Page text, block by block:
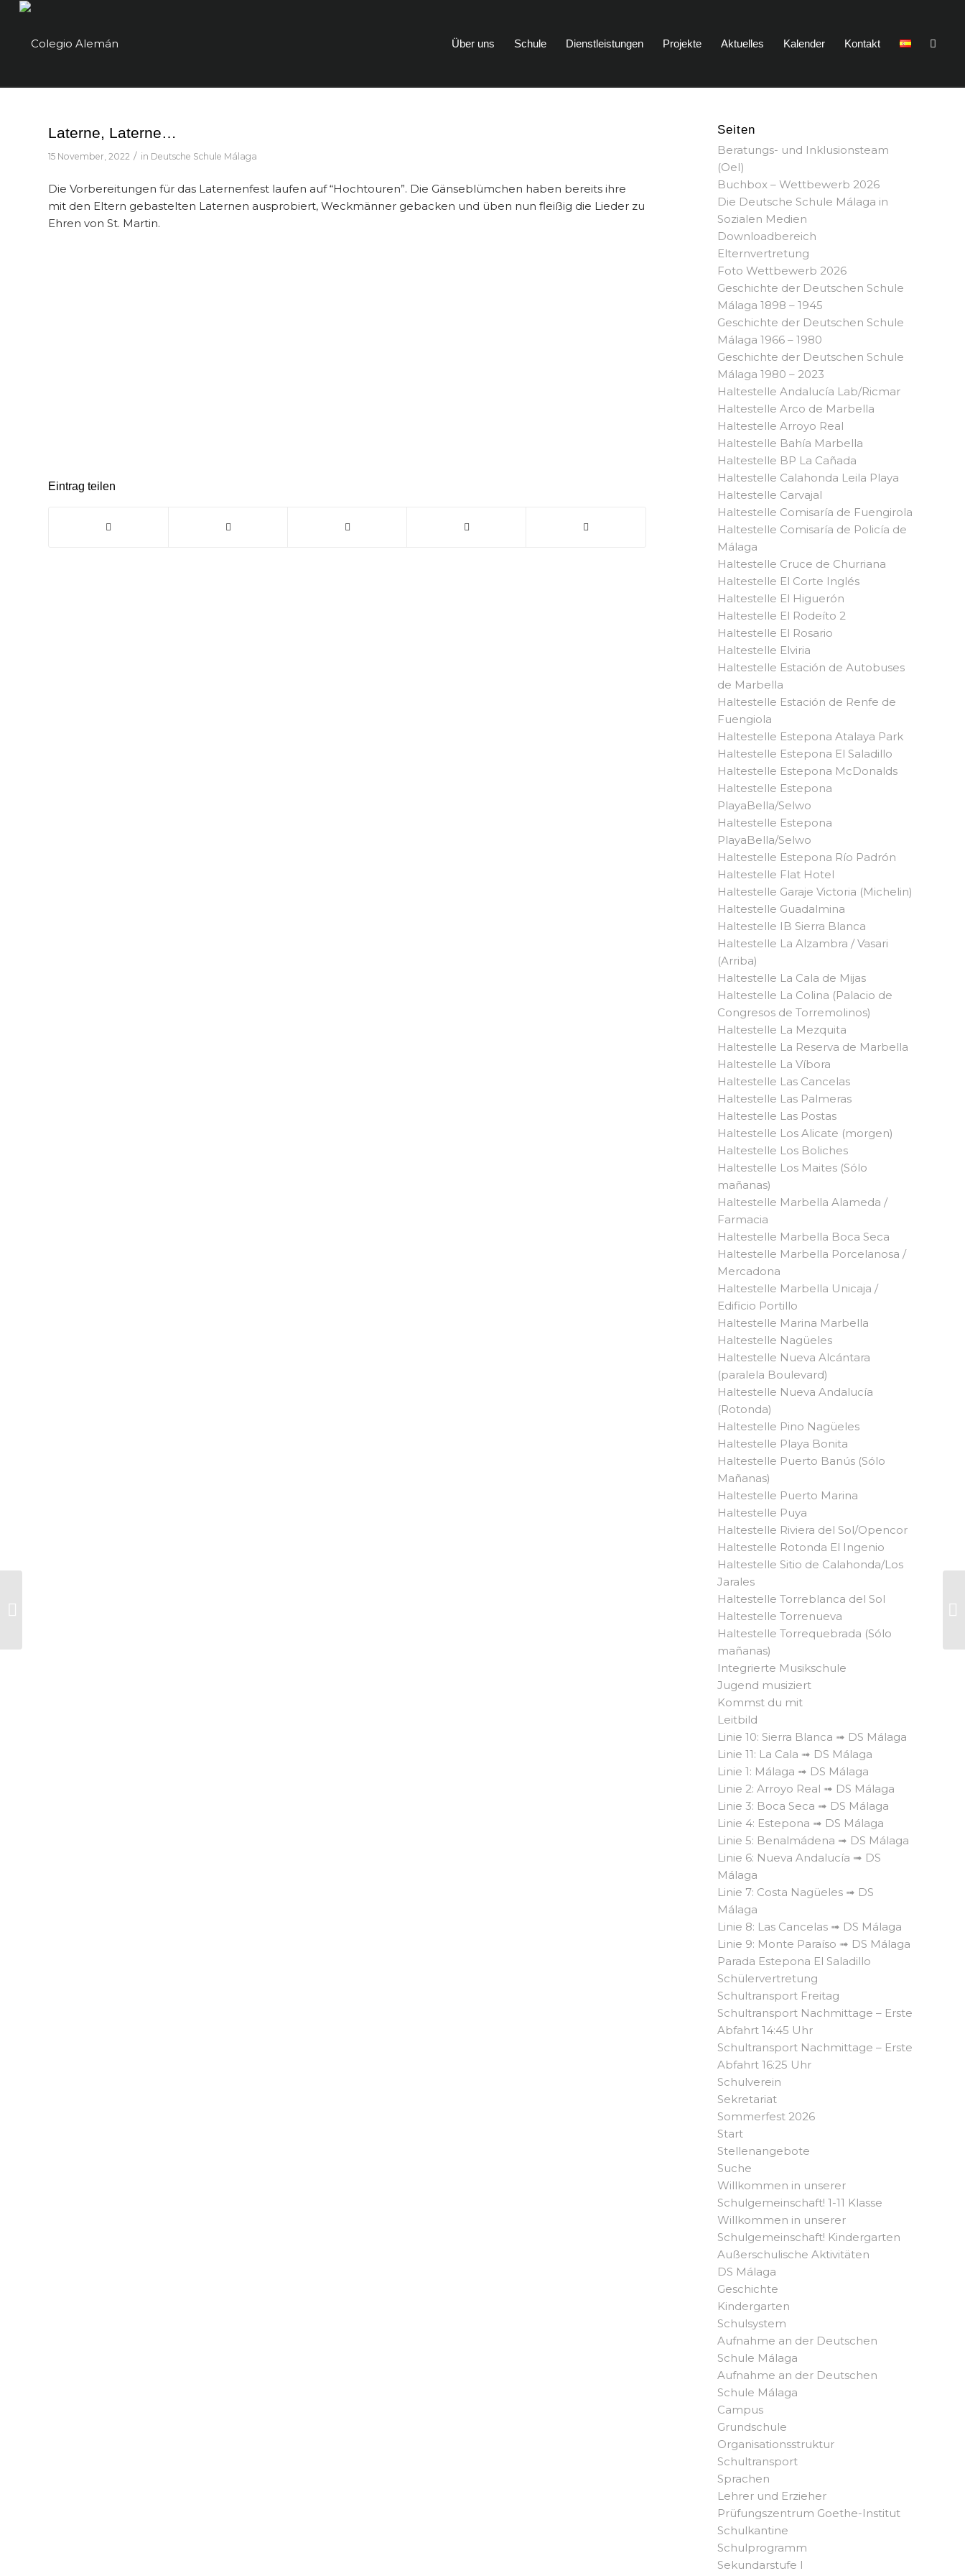
Über uns Schule Dienstleistungen Projekte Aktuelles Kalender Kontakt
Laterne, Laterne…
15 November, 2022 / in Deutsche Schule Málaga
Die Vorbereitungen für das Laternenfest laufen auf “Hochtouren”. Die Gänseblümchen haben bereits ihre
mit den Eltern gebastelten Laternen ausprobiert, Weckmänner gebacken und üben nun fleißig die Lieder zu
Ehren von St. Martin.
Eintrag teilen
Seiten
Beratungs- und Inklusionsteam
(OeI)
Buchbox – Wettbewerb 2026
Die Deutsche Schule Málaga in
Sozialen Medien
Downloadbereich
Elternvertretung
Foto Wettbewerb 2026
Geschichte der Deutschen Schule
Málaga 1898 – 1945
Geschichte der Deutschen Schule
Málaga 1966 – 1980
Geschichte der Deutschen Schule
Málaga 1980 – 2023
Haltestelle Andalucía Lab/Ricmar
Haltestelle Arco de Marbella
Haltestelle Arroyo Real
Haltestelle Bahía Marbella
Haltestelle BP La Cañada
Haltestelle Calahonda Leila Playa
Haltestelle Carvajal
Haltestelle Comisaría de Fuengirola
Haltestelle Comisaría de Policía de
Málaga
Haltestelle Cruce de Churriana
Haltestelle El Corte Inglés
Haltestelle El Higuerón
Haltestelle El Rodeíto 2
Haltestelle El Rosario
Haltestelle Elviria
Haltestelle Estación de Autobuses
de Marbella
Haltestelle Estación de Renfe de
Fuengiola
Haltestelle Estepona Atalaya Park
Haltestelle Estepona El Saladillo
Haltestelle Estepona McDonalds
Haltestelle Estepona
PlayaBella/Selwo
Haltestelle Estepona
PlayaBella/Selwo
Haltestelle Estepona Río Padrón
Haltestelle Flat Hotel
Haltestelle Garaje Victoria (Michelin)
Haltestelle Guadalmina
Haltestelle IB Sierra Blanca
Haltestelle La Alzambra / Vasari
(Arriba)
Haltestelle La Cala de Mijas
Haltestelle La Colina (Palacio de
Congresos de Torremolinos)
Haltestelle La Mezquita
Haltestelle La Reserva de Marbella
Haltestelle La Víbora
Haltestelle Las Cancelas
Haltestelle Las Palmeras
Haltestelle Las Postas
Haltestelle Los Alicate (morgen)
Haltestelle Los Boliches
Haltestelle Los Maites (Sólo
mañanas)
Haltestelle Marbella Alameda /
Farmacia
Haltestelle Marbella Boca Seca
Haltestelle Marbella Porcelanosa /
Mercadona
Haltestelle Marbella Unicaja /
Edificio Portillo
Haltestelle Marina Marbella
Haltestelle Nagüeles
Haltestelle Nueva Alcántara
(paralela Boulevard)
Haltestelle Nueva Andalucía
(Rotonda)
Haltestelle Pino Nagüeles
Haltestelle Playa Bonita
Haltestelle Puerto Banús (Sólo
Mañanas)
Haltestelle Puerto Marina
Haltestelle Puya
Haltestelle Riviera del Sol/Opencor
Haltestelle Rotonda El Ingenio
Haltestelle Sitio de Calahonda/Los
Jarales
Haltestelle Torreblanca del Sol
Haltestelle Torrenueva
Haltestelle Torrequebrada (Sólo
mañanas)
Integrierte Musikschule
Jugend musiziert
Kommst du mit
Leitbild
Linie 10: Sierra Blanca ➟ DS Málaga
Linie 11: La Cala ➟ DS Málaga
Linie 1: Málaga ➟ DS Málaga
Linie 2: Arroyo Real ➟ DS Málaga
Linie 3: Boca Seca ➟ DS Málaga
Linie 4: Estepona ➟ DS Málaga
Linie 5: Benalmádena ➟ DS Málaga
Linie 6: Nueva Andalucía ➟ DS
Málaga
Linie 7: Costa Nagüeles ➟ DS
Málaga
Linie 8: Las Cancelas ➟ DS Málaga
Linie 9: Monte Paraíso ➟ DS Málaga
Parada Estepona El Saladillo
Schülervertretung
Schultransport Freitag
Schultransport Nachmittage – Erste
Abfahrt 14:45 Uhr
Schultransport Nachmittage – Erste
Abfahrt 16:25 Uhr
Schulverein
Sekretariat
Sommerfest 2026
Start
Stellenangebote
Suche
Willkommen in unserer
Schulgemeinschaft! 1-11 Klasse
Willkommen in unserer
Schulgemeinschaft! Kindergarten
Außerschulische Aktivitäten
DS Málaga
Geschichte
Kindergarten
Schulsystem
Aufnahme an der Deutschen
Schule Málaga
Aufnahme an der Deutschen
Schule Málaga
Campus
Grundschule
Organisationsstruktur
Schultransport
Sprachen
Lehrer und Erzieher
Prüfungszentrum Goethe-Institut
Schulkantine
Schulprogramm
Sekundarstufe I